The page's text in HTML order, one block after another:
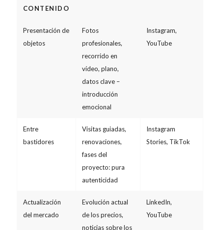
CONTENIDO
Presentación de
objetos
Fotos
profesionales,
recorrido en
vídeo, plano,
datos clave –
introducción
emocional
Instagram,
YouTube
Entre
bastidores
Visitas guiadas,
renovaciones,
fases del
proyecto: pura
autenticidad
Instagram
Stories, TikTok
Actualización
del mercado
Evolución actual
de los precios,
noticias sobre los
LinkedIn,
YouTube